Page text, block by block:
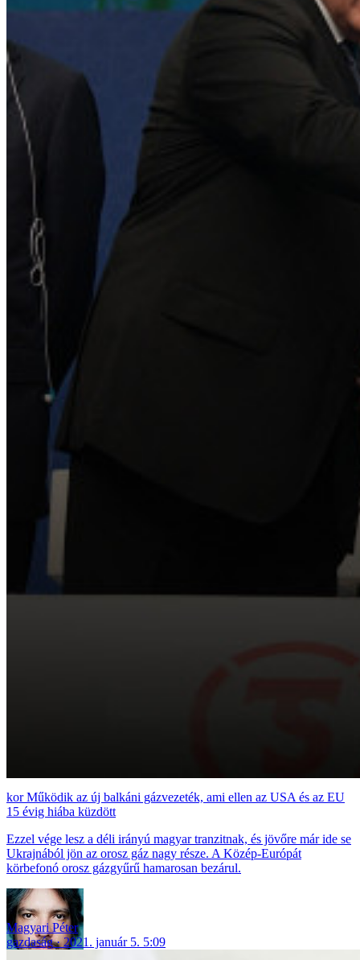
Működik az új balkáni gázvezeték, ami ellen az USA és az EU
15 évig hiába küzdött
Ezzel vége lesz a déli irányú magyar tranzitnak, és jövőre már ide se
Ukrajnából jön az orosz gáz nagy része. A Közép-Európát
körbefonó orosz gázgyűrű hamarosan bezárul.
Magyari Péter
gazdaság
2021. január 5. 5:09